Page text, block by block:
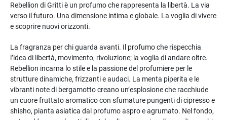
Rebellion di Gritti è un profumo che rappresenta la libertà. La via
verso il futuro. Una dimensione intima e globale. La voglia di vivere
e scoprire nuovi orizzonti.
La fragranza per chi guarda avanti. Il profumo che rispecchia
l’idea di libertà, movimento, rivoluzione; la voglia di andare oltre.
Rebellion incarna lo stile e la passione del profumiere per le
strutture dinamiche, frizzanti e audaci. La menta piperita e le
vibranti note di bergamotto creano un’esplosione che racchiude
un cuore fruttato aromatico con sfumature pungenti di cipresso e
shisho, pianta asiatica dal profumo aspro e agrumato. Nel fondo,